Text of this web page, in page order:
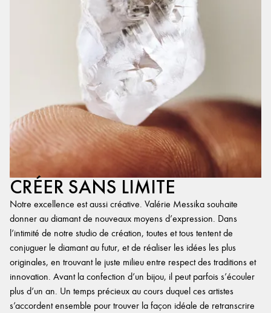
CRÉER SANS LIMITE
Notre excellence est aussi créative. Valérie Messika souhaite
donner au diamant de nouveaux moyens d’expression. Dans
l’intimité de notre studio de création, toutes et tous tentent de
conjuguer le diamant au futur, et de réaliser les idées les plus
originales, en trouvant le juste milieu entre respect des traditions et
innovation. Avant la confection d’un bijou, il peut parfois s’écouler
plus d’un an. Un temps précieux au cours duquel ces artistes
s’accordent ensemble pour trouver la façon idéale de retranscrire